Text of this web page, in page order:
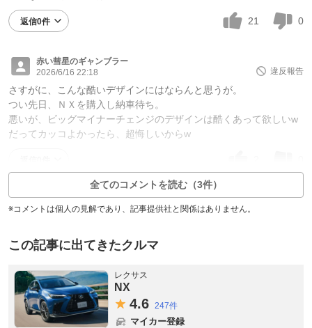
返信0件 21 0
赤い彗星のギャンブラー
2026/6/16 22:18
違反報告
さすがに、こんな酷いデザインにはならんと思うが。
つい先日、ＮＸを購入し納車待ち。
悪いが、ビッグマイナーチェンジのデザインは酷くあって欲しいw
だってカッコよかったら、超悔しいからw
全てのコメントを読む（3件）
※コメントは個人の見解であり、記事提供社と関係はありません。
この記事に出てきたクルマ
レクサス
NX
4.6 247件
マイカー登録